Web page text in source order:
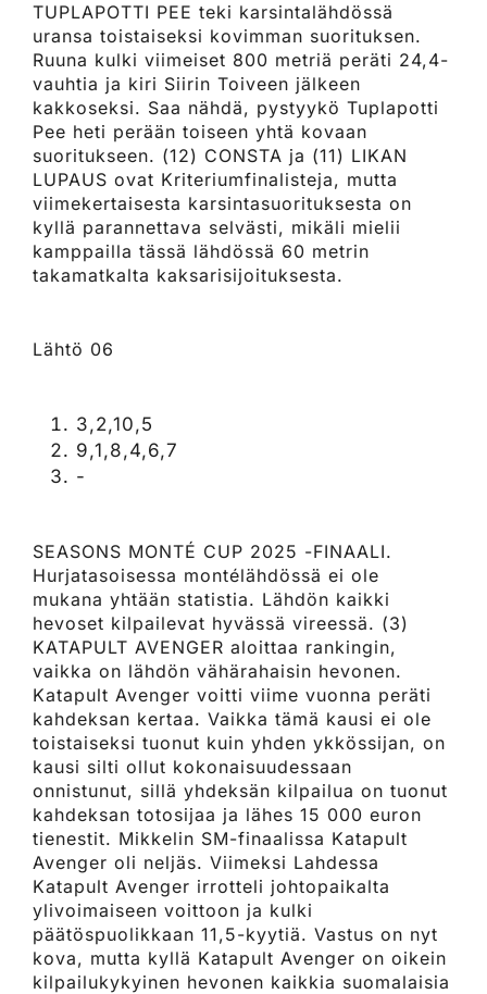
TUPLAPOTTI PEE teki karsintalähdössä
uransa toistaiseksi kovimman suorituksen.
Ruuna kulki viimeiset 800 metriä peräti 24,4-
vauhtia ja kiri Siirin Toiveen jälkeen
kakkoseksi. Saa nähdä, pystyykö Tuplapotti
Pee heti perään toiseen yhtä kovaan
suoritukseen. (12) CONSTA ja (11) LIKAN
LUPAUS ovat Kriteriumfinalisteja, mutta
viimekertaisesta karsintasuorituksesta on
kyllä parannettava selvästi, mikäli mielii
kamppailla tässä lähdössä 60 metrin
takamatkalta kaksarisijoituksesta.
Lähtö 06
3,2,10,5
9,1,8,4,6,7
-
SEASONS MONTÉ CUP 2025 -FINAALI.
Hurjatasoisessa montélähdössä ei ole
mukana yhtään statistia. Lähdön kaikki
hevoset kilpailevat hyvässä vireessä. (3)
KATAPULT AVENGER aloittaa rankingin,
vaikka on lähdön vähärahaisin hevonen.
Katapult Avenger voitti viime vuonna peräti
kahdeksan kertaa. Vaikka tämä kausi ei ole
toistaiseksi tuonut kuin yhden ykkössijan, on
kausi silti ollut kokonaisuudessaan
onnistunut, sillä yhdeksän kilpailua on tuonut
kahdeksan totosijaa ja lähes 15 000 euron
tienestit. Mikkelin SM-finaalissa Katapult
Avenger oli neljäs. Viimeksi Lahdessa
Katapult Avenger irrotteli johtopaikalta
ylivoimaiseen voittoon ja kulki
päätöspuolikkaan 11,5-kyytiä. Vastus on nyt
kova, mutta kyllä Katapult Avenger on oikein
kilpailukykyinen hevonen kaikkia suomalaisia